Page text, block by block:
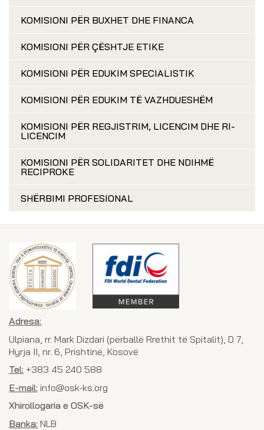
KOMISIONI PËR BUXHET DHE FINANCA
KOMISIONI PËR ÇËSHTJE ETIKE
KOMISIONI PËR EDUKIM SPECIALISTIK
KOMISIONI PËR EDUKIM TË VAZHDUESHËM
KOMISIONI PËR REGJISTRIM, LICENCIM DHE RI-
LICENCIM
KOMISIONI PËR SOLIDARITET DHE NDIHMË
RECIPROKE
SHËRBIMI PROFESIONAL
Adresa:
Ulpiana, rr. Mark Dizdari (përballë Rrethit të Spitalit), D 7,
Hyrja II, nr. 6, Prishtinë, Kosovë
Tel: +383 45 240 588
E-mail: info@osk-ks.org
Xhirollogaria e OSK-së
Banka: NLB